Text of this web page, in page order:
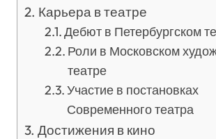
Карьера в театре
Дебют в Петербургском
Роли в Московском
театре
Участие в постановках
Современного театра
Достижения в кино